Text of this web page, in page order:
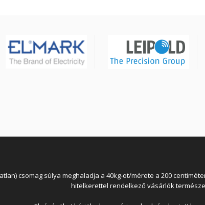
csomag súlya meghaladja a 40kg-ot/mérete a 200
hitelkerettel rendelkező vásárlók